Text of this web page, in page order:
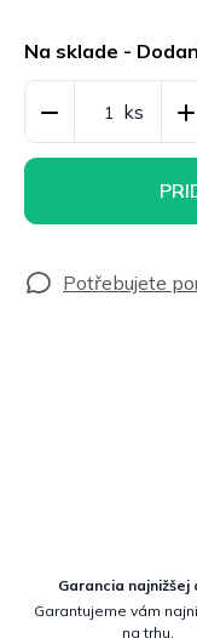
cena:
Na sklade -
Garancia najnižšej
Garantujeme vám
na trhu.